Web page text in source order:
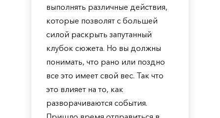
выполнять различные действия,
которые позволят с большей
силой раскрыть запутанный
клубок сюжета. Но вы должны
понимать, что рано или поздно
все это имеет свой вес. Так что
это влияет на то, как
разворачиваются события.